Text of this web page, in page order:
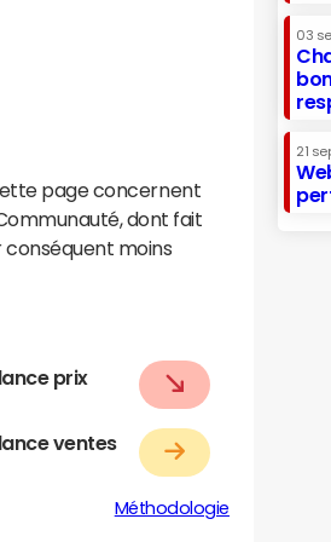
page concernent
dont fait
moins
prix
ventes
Méthodologie
03
21